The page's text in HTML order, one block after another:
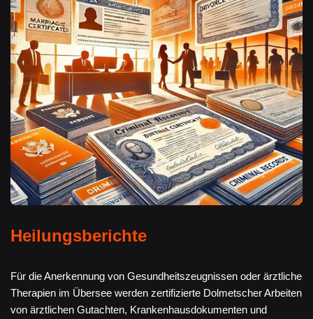
Heilungsberichte
Für die Anerkennung von Gesundheitszeugnissen oder ärztliche
Therapien im Übersee werden zertifizierte Dolmetscher Arbeiten
von ärztlichen Gutachten, Krankenhausdokumenten und